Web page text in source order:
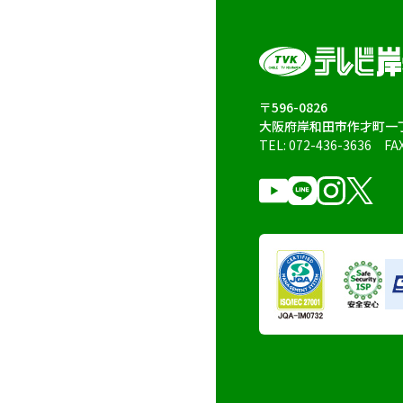
〒596-0826
大阪府岸和田市作才町一
TEL: 072-436-3636